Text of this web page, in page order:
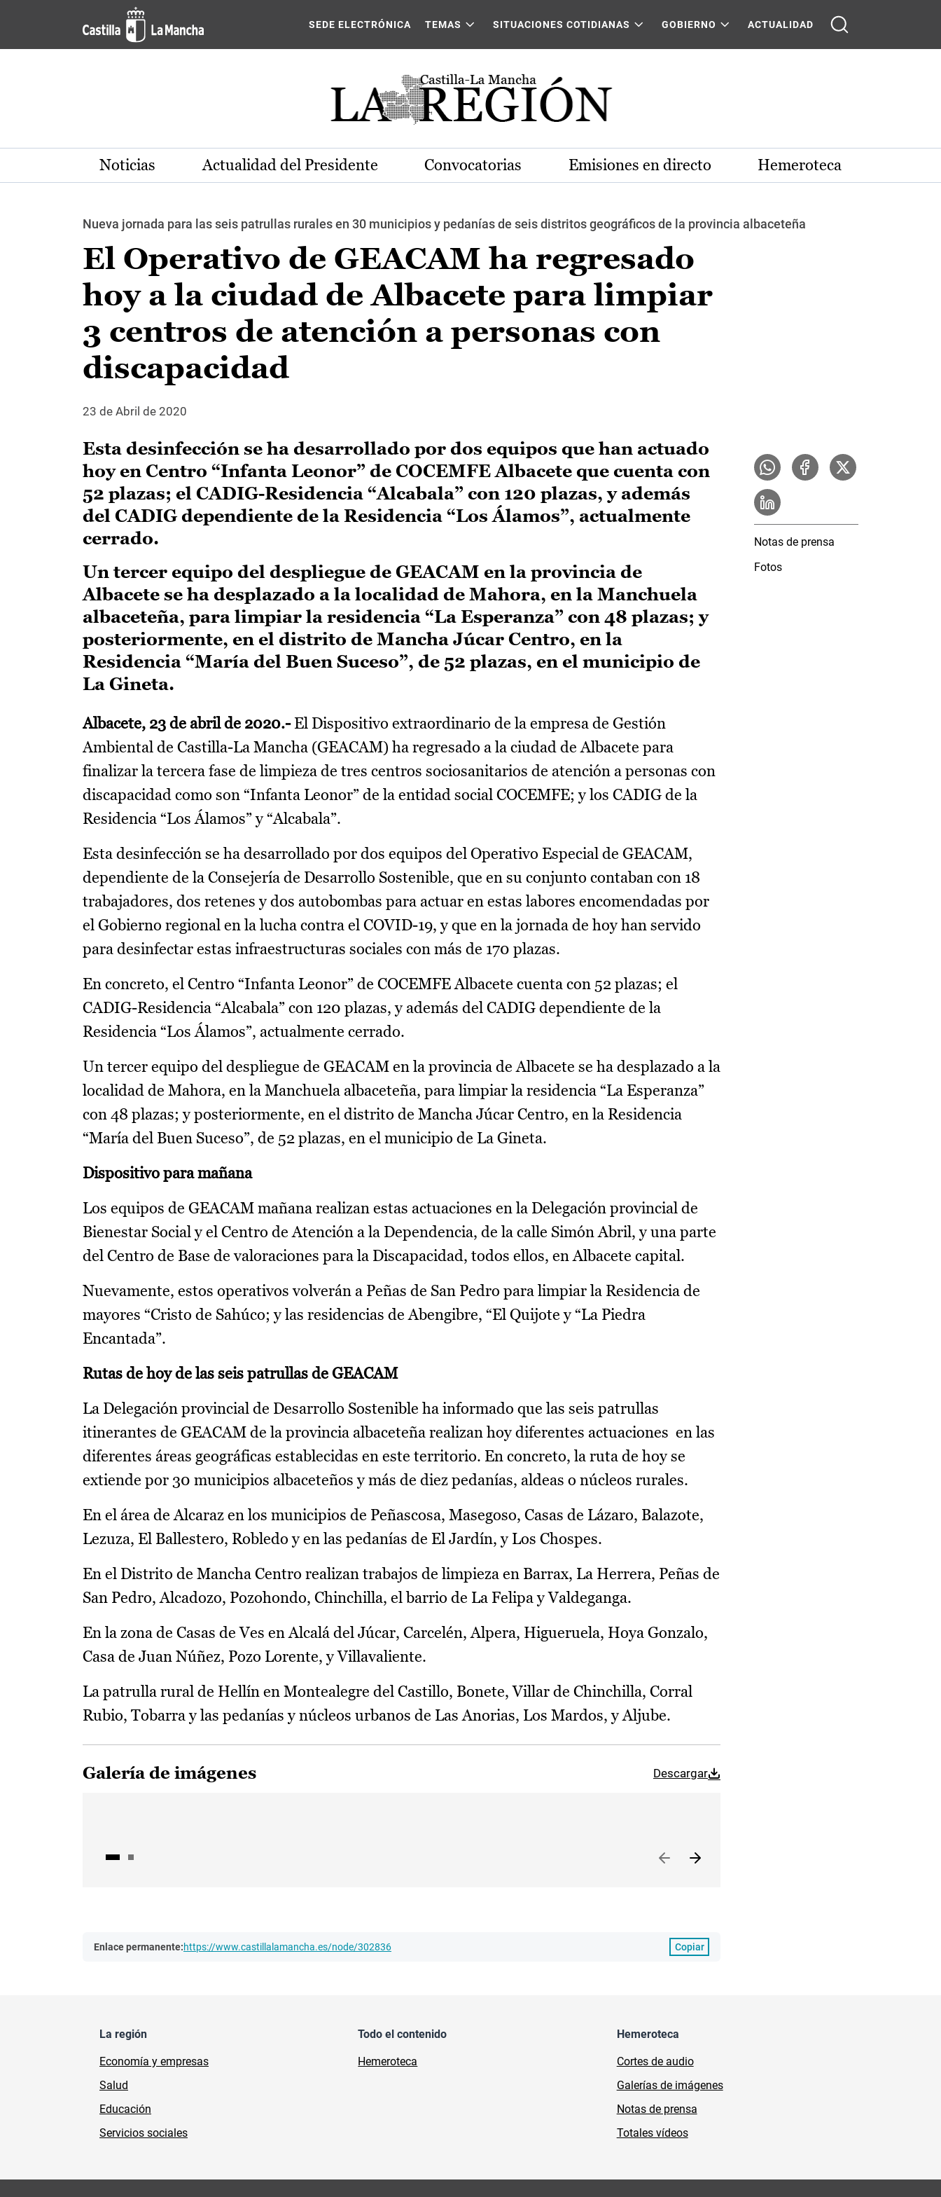
Pasar al contenido principal
SEDE ELECTRÓNICA TEMAS SITUACIONES COTIDIANAS GOBIERNO ACTUALIDAD
Noticias Actualidad del Presidente Convocatorias Emisiones en directo Hemeroteca
Nueva jornada para las seis patrullas rurales en 30 municipios y pedanías de seis distritos geográficos de la provincia albaceteña
El Operativo de GEACAM ha regresado
hoy a la ciudad de Albacete para limpiar
3 centros de atención a personas con
discapacidad
23 de Abril de 2020
Esta desinfección se ha desarrollado por dos equipos que han actuado
hoy en Centro “Infanta Leonor” de COCEMFE Albacete que cuenta con
52 plazas; el CADIG-Residencia “Alcabala” con 120 plazas, y además
del CADIG dependiente de la Residencia “Los Álamos”, actualmente
cerrado.
Un tercer equipo del despliegue de GEACAM en la provincia de
Albacete se ha desplazado a la localidad de Mahora, en la Manchuela
albaceteña, para limpiar la residencia “La Esperanza” con 48 plazas; y
posteriormente, en el distrito de Mancha Júcar Centro, en la
Residencia “María del Buen Suceso”, de 52 plazas, en el municipio de
La Gineta.
Albacete, 23 de abril de 2020.-El Dispositivo extraordinario de la empresa de Gestión
Ambiental de Castilla-La Mancha (GEACAM) ha regresado a la ciudad de Albacete para
finalizar la tercera fase de limpieza de tres centros sociosanitarios de atención a personas con
discapacidad como son “Infanta Leonor” de la entidad social COCEMFE; y los CADIG de la
Residencia “Los Álamos” y “Alcabala”.
Esta desinfección se ha desarrollado por dos equipos del Operativo Especial de GEACAM,
dependiente de la Consejería de Desarrollo Sostenible, que en su conjunto contaban con 18
trabajadores, dos retenes y dos autobombas para actuar en estas labores encomendadas por
el Gobierno regional en la lucha contra el COVID-19, y que en la jornada de hoy han servido
para desinfectar estas infraestructuras sociales con más de 170 plazas.
En concreto, el Centro “Infanta Leonor” de COCEMFE Albacete cuenta con 52 plazas; el
CADIG-Residencia “Alcabala” con 120 plazas, y además del CADIG dependiente de la
Residencia “Los Álamos”, actualmente cerrado.
Un tercer equipo del despliegue de GEACAM en la provincia de Albacete se ha desplazado a la
localidad de Mahora, en la Manchuela albaceteña, para limpiar la residencia “La Esperanza”
con 48 plazas; y posteriormente, en el distrito de Mancha Júcar Centro, en la Residencia
“María del Buen Suceso”, de 52 plazas, en el municipio de La Gineta.
Dispositivo para mañana
Los equipos de GEACAM mañana realizan estas actuaciones en la Delegación provincial de
Bienestar Social y el Centro de Atención a la Dependencia, de la calle Simón Abril, y una parte
del Centro de Base de valoraciones para la Discapacidad, todos ellos, en Albacete capital.
Nuevamente, estos operativos volverán a Peñas de San Pedro para limpiar la Residencia de
mayores “Cristo de Sahúco; y las residencias de Abengibre, “El Quijote y “La Piedra
Encantada”.
Rutas de hoy de las seis patrullas de GEACAM
La Delegación provincial de Desarrollo Sostenible ha informado que las seis patrullas
itinerantes de GEACAM de la provincia albaceteña realizan hoy diferentes actuaciones en las
diferentes áreas geográficas establecidas en este territorio. En concreto, la ruta de hoy se
extiende por 30 municipios albaceteños y más de diez pedanías, aldeas o núcleos rurales.
En el área de Alcaraz en los municipios de Peñascosa, Masegoso, Casas de Lázaro, Balazote,
Lezuza, El Ballestero, Robledo y en las pedanías de El Jardín, y Los Chospes.
En el Distrito de Mancha Centro realizan trabajos de limpieza en Barrax, La Herrera, Peñas de
San Pedro, Alcadozo, Pozohondo, Chinchilla, el barrio de La Felipa y Valdeganga.
En la zona de Casas de Ves en Alcalá del Júcar, Carcelén, Alpera, Higueruela, Hoya Gonzalo,
Casa de Juan Núñez, Pozo Lorente, y Villavaliente.
La patrulla rural de Hellín en Montealegre del Castillo, Bonete, Villar de Chinchilla, Corral
Rubio, Tobarra y las pedanías y núcleos urbanos de Las Anorias, Los Mardos, y Aljube.
Galería de imágenes Descargar
Enlace permanente:https://www.castillalamancha.es/node/302836 Copiar
Notas de prensa
Fotos
La región
Economía y empresas
Salud
Educación
Servicios sociales
Todo el contenido
Hemeroteca
Hemeroteca
Cortes de audio
Galerías de imágenes
Notas de prensa
Totales vídeos